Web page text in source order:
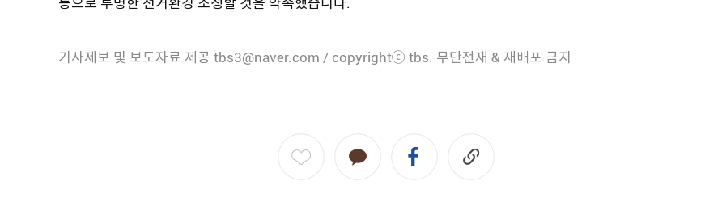
등으로 투명한 선거환경 조성할 것을 약속했습니다.
기사제보 및 보도자료 제공 tbs3@naver.com / copyrightⓒ tbs. 무단전재 & 재배포 금지